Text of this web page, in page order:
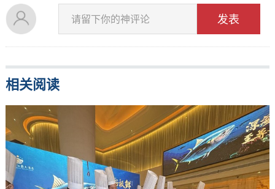
请留下你的神评论 发表
相关阅读